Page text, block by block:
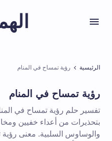
الرئيسية رؤية تمساح في المنام
رؤية تمساح في المنام
تفسير حلم رؤية تمساح في
بتحذيرات من أعداء خفيين
والوساوس السلبية. معنى رؤية